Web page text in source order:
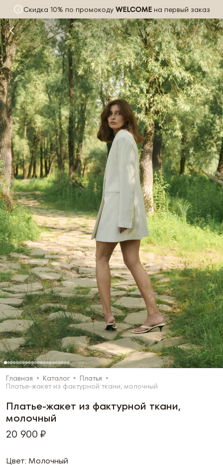
Скидка 10% по промокоду WELCOME на первый заказ
Главная Каталог
Платья
Платье-жакет из фактурной ткани, молочный
Платье-жакет из фактурной ткани,
молочный
20 900 ₽
Цвет: Молочный